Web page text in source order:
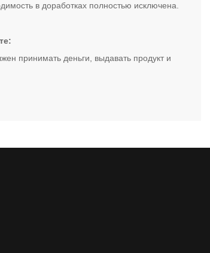
в доработках полностью исключена.
принимать деньги, выдавать продукт и